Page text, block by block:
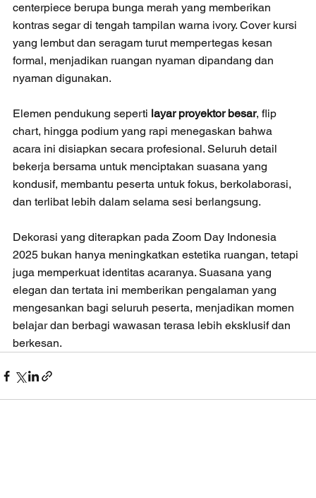
centerpiece berupa bunga merah yang memberikan
kontras segar di tengah tampilan warna ivory. Cover kursi
yang lembut dan seragam turut mempertegas kesan
formal, menjadikan ruangan nyaman dipandang dan
nyaman digunakan.
Elemen pendukung seperti layar proyektor besar, flip
chart, hingga podium yang rapi menegaskan bahwa
acara ini disiapkan secara profesional. Seluruh detail
bekerja bersama untuk menciptakan suasana yang
kondusif, membantu peserta untuk fokus, berkolaborasi,
dan terlibat lebih dalam selama sesi berlangsung.
Dekorasi yang diterapkan pada Zoom Day Indonesia
2025 bukan hanya meningkatkan estetika ruangan, tetapi
juga memperkuat identitas acaranya. Suasana yang
elegan dan tertata ini memberikan pengalaman yang
mengesankan bagi seluruh peserta, menjadikan momen
belajar dan berbagi wawasan terasa lebih eksklusif dan
berkesan.